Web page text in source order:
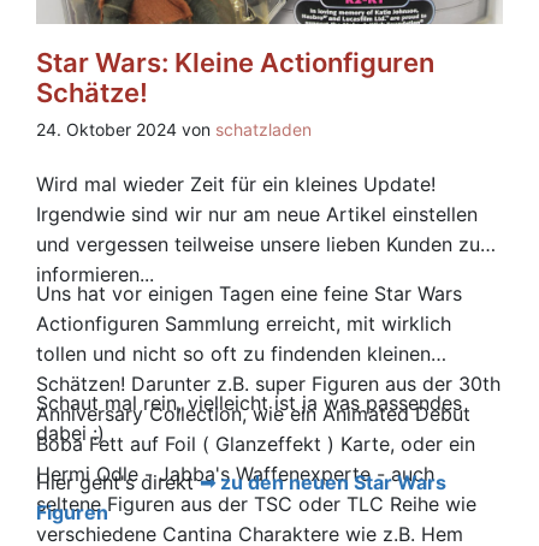
Star Wars: Kleine Actionfiguren
Schätze!
24. Oktober 2024 von schatzladen
Wird mal wieder Zeit für ein kleines Update!
Irgendwie sind wir nur am neue Artikel einstellen
und vergessen teilweise unsere lieben Kunden zu
informieren...
Uns hat vor einigen Tagen eine feine Star Wars
Actionfiguren Sammlung erreicht, mit wirklich
tollen und nicht so oft zu findenden kleinen
Schätzen! Darunter z.B. super Figuren aus der 30th
Anniversary Collection, wie ein Animated Debut
Boba Fett auf Foil ( Glanzeffekt ) Karte, oder ein
Hermi Odle - Jabba's Waffenexperte - auch
seltene Figuren aus der TSC oder TLC Reihe wie
verschiedene Cantina Charaktere wie z.B. Hem
Schaut mal rein, vielleicht ist ja was passendes
dabei :)
Hier geht's direkt
zu den neuen Star Wars
Figuren